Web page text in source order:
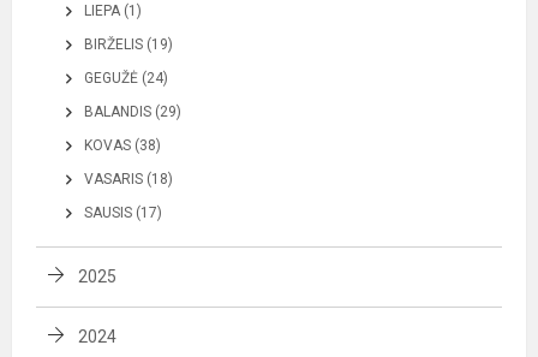
LIEPA (1)
BIRŽELIS (19)
GEGUŽĖ (24)
BALANDIS (29)
KOVAS (38)
VASARIS (18)
SAUSIS (17)
2025
2024